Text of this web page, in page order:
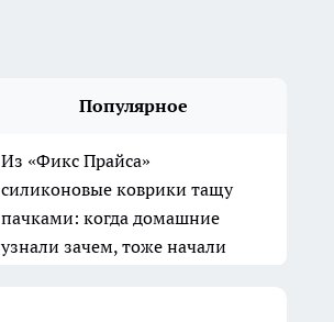
Популярное
Хватит везде лепить обои:
дизайнеры советуют в 2026
другой материал для стен - с
ним ремонт смотрится дорого